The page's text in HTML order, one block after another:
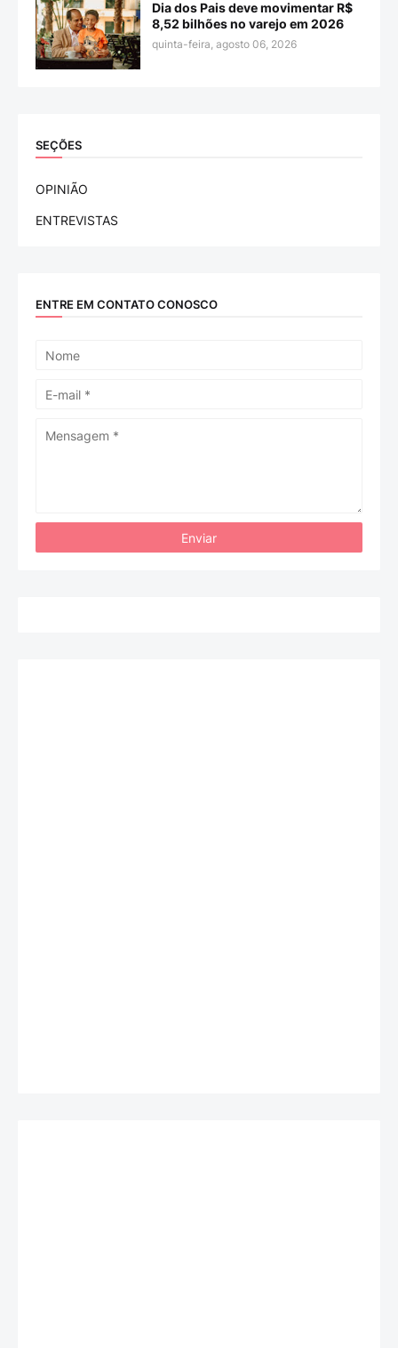
Dia dos Pais deve movimentar R$
8,52 bilhões no varejo em 2026
quinta-feira, agosto 06, 2026
SEÇÕES
OPINIÃO
ENTREVISTAS
ENTRE EM CONTATO CONOSCO